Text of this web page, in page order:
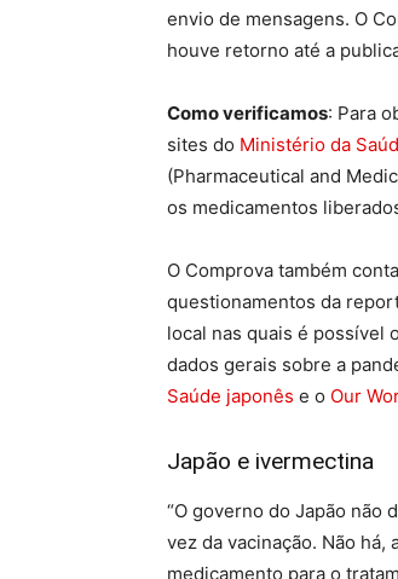
envio de mensagens. O
houve retorno até a
Como verificamos: Para
sites do Ministério da
(Pharmaceutical and
os medicamentos
O Comprova também
questionamentos da
local nas quais é possível
dados gerais sobre a
Saúde japonês e o Our
Japão e ivermectina
“O governo do Japão não
vez da vacinação. Não
medicamento para o